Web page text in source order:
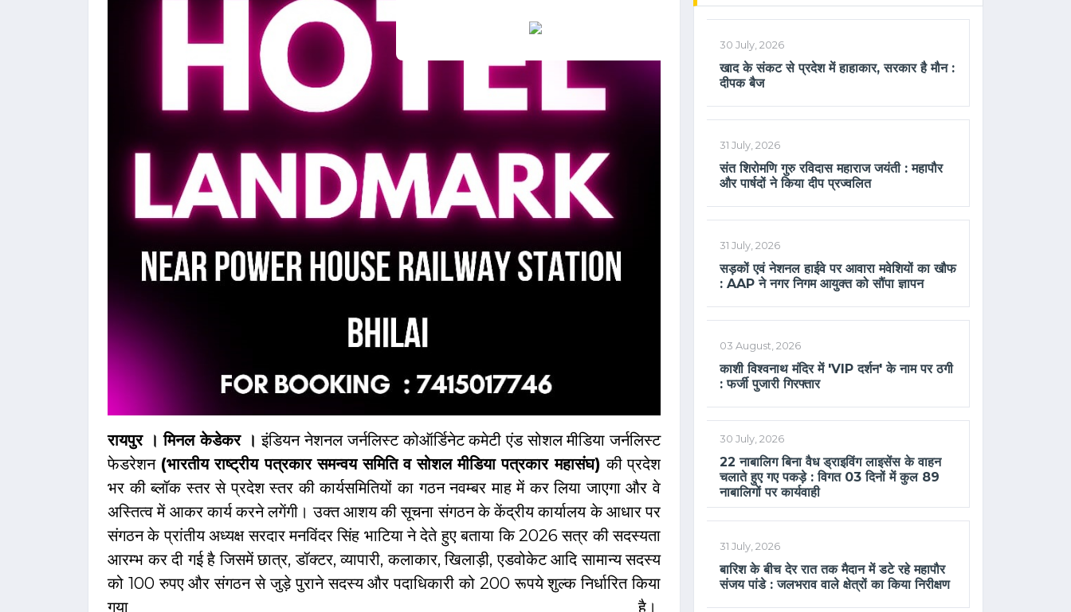
रायपुर । मिनल केडेकर ।इंडियन नेशनल जर्नलिस्ट कोऑर्डिनेट कमेटी एंड सोशल मीडिया जर्नलिस्ट
फेडरेशन(भारतीय राष्ट्रीय पत्रकार समन्वय समिति व सोशल मीडिया पत्रकार महासंघ)की प्रदेश
भर की ब्लॉक स्तर से प्रदेश स्तर की कार्यसमितियों का गठन नवम्बर माह में कर लिया जाएगा और वे
अस्तित्व में आकर कार्य करने लगेंगी। उक्त आशय की सूचना संगठन के केंद्रीय कार्यालय के आधार पर
संगठन के प्रांतीय अध्यक्ष सरदार मनविंदर सिंह भाटिया ने देते हुए बताया कि 2026 सत्र की सदस्यता
आरम्भ कर दी गई है जिसमें छात्र, डॉक्टर, व्यापारी, कलाकार, खिलाड़ी, एडवोकेट आदि सामान्य सदस्य
को 100 रुपए और संगठन से जुड़े पुराने सदस्य और पदाधिकारी को 200 रूपये शुल्क निर्धारित किया
गया है।
30 July, 2026
खाद के संकट से प्रदेश में हाहाकार, सरकार है मौन :
दीपक बैज
31 July, 2026
संत शिरोमणि गुरु रविदास महाराज जयंती : महापौर
और पार्षदों ने किया दीप प्रज्वलित
31 July, 2026
सड़कों एवं नेशनल हाईवे पर आवारा मवेशियों का खौफ
: AAP ने नगर निगम आयुक्त को सौंपा ज्ञापन
03 August, 2026
काशी विश्वनाथ मंदिर में 'VIP दर्शन' के नाम पर ठगी
: फर्जी पुजारी गिरफ्तार
30 July, 2026
22 नाबालिग बिना वैध ड्राइविंग लाइसेंस के वाहन
चलाते हुए गए पकड़े : विगत 03 दिनों में कुल 89
नाबालिगों पर कार्यवाही
31 July, 2026
बारिश के बीच देर रात तक मैदान में डटे रहे महापौर
संजय पांडे : जलभराव वाले क्षेत्रों का किया निरीक्षण